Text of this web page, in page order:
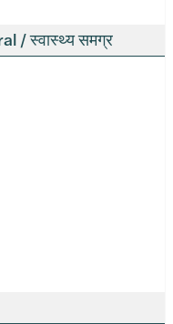
/ स्वास्थ्य समग्र